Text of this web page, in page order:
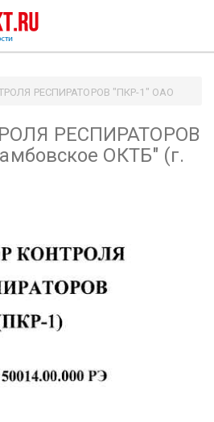
РЕСПИРАТОРОВ "ПКР-1" ОАО
РЕСПИРАТОРОВ
ОКТБ" (г.